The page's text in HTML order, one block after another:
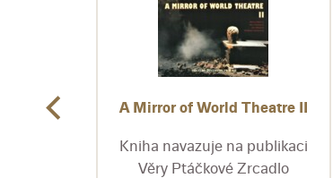
A Mirror of World Theatre II
Kniha navazuje na publikaci
Věry Ptáčkové Zrcadlo